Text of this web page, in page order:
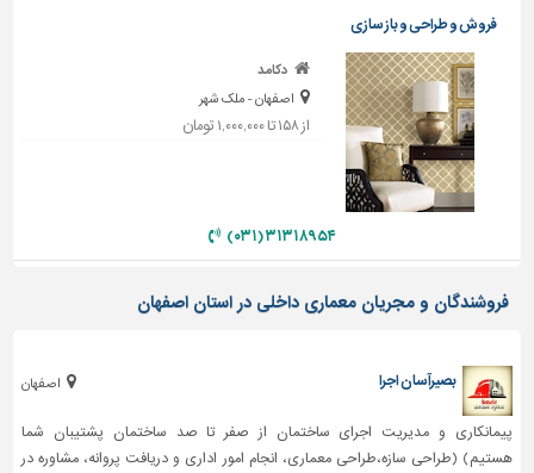
سرویس
بهداشتی
ابزار،یراق
و
ماشین
آلات
برقی،روشنایی،ایمنی
سازی
و
ساز
فروش و طراحی و بازسازی
دکامد
اصفهان - ملک شهر
از ۱۵۸ تا ۱,۰۰۰,۰۰۰ تومان
۳۱۳۱۸۹۵۴ (۰۳۱)
فروشندگان و مجریان معماری داخلی در استان اصفهان
اصفهان بصیرآسان اجرا
پیمانکاری و مدیریت اجرای ساختمان از صفر تا صد ساختمان پشتیبان شما
هستیم) (طراحی سازه،طراحی معماری، انجام امور اداری و دریافت پروانه، مشاوره در